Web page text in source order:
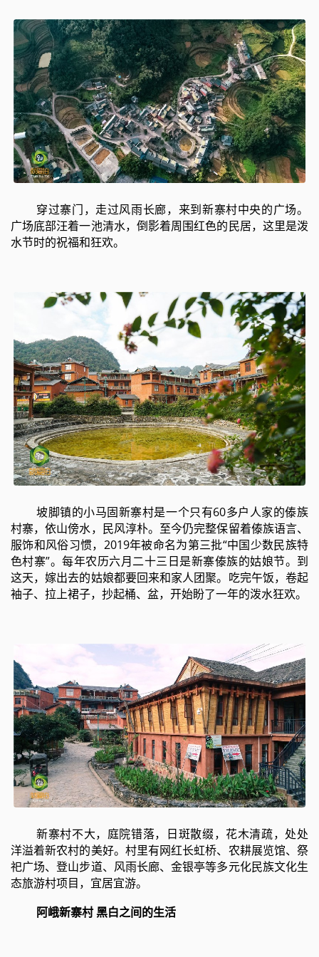
穿过寨门，走过风雨长廊，来到新寨村中央的广场。
广场底部汪着一池清水，倒影着周围红色的民居，这里是泼
水节时的祝福和狂欢。
坡脚镇的小马固新寨村是一个只有60多户人家的傣族
村寨，依山傍水，民风淳朴。至今仍完整保留着傣族语言、
服饰和风俗习惯，2019年被命名为第三批“中国少数民族特
色村寨”。每年农历六月二十三日是新寨傣族的姑娘节。到
这天，嫁出去的姑娘都要回来和家人团聚。吃完午饭，卷起
袖子、拉上裙子，抄起桶、盆，开始盼了一年的泼水狂欢。
新寨村不大，庭院错落，日斑散缀，花木清疏，处处
洋溢着新农村的美好。村里有网红长虹桥、农耕展览馆、祭
祀广场、登山步道、风雨长廊、金银亭等多元化民族文化生
态旅游村项目，宜居宜游。
阿峨新寨村 黑白之间的生活